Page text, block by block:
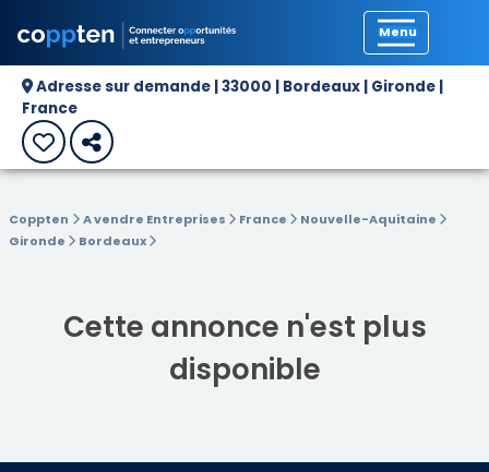
Adresse sur demande | 33000 | Bordeaux | Gironde |
France
Coppten A vendre Entreprises France
Nouvelle-Aquitaine
Gironde
Bordeaux
Cette annonce n'est plus
disponible